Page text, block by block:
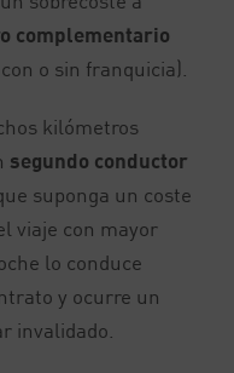
complementario
o sin franquicia).
kilómetros
segundo conductor
suponga un coste
viaje con mayor
lo conduce
y ocurre un
invalidado.